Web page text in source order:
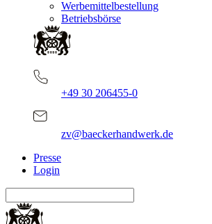
Werbemittelbestellung
Betriebsbörse
+49 30 206455-0
zv@baeckerhandwerk.de
Presse
Login